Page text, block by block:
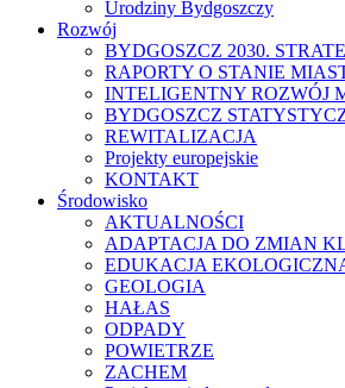
Urodziny Bydgoszczy
Rozwój
BYDGOSZCZ 2030.
RAPORTY O STANIE
INTELIGENTNY ROZWÓJ
BYDGOSZCZ
REWITALIZACJA
Projekty europejskie
KONTAKT
Środowisko
AKTUALNOŚCI
ADAPTACJA DO ZMIAN
EDUKACJA
GEOLOGIA
HAŁAS
ODPADY
POWIETRZE
ZACHEM